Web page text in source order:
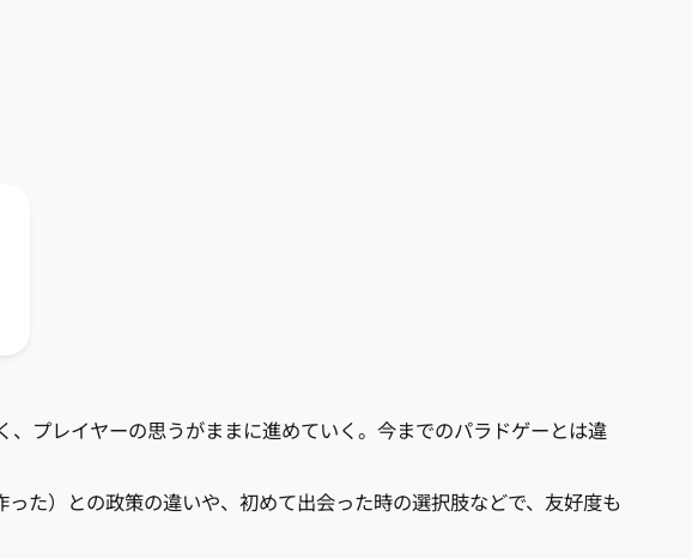
プレイヤーの思うがままに進めていく。今までのパラドゲーとは違
た）との政策の違いや、初めて出会った時の選択肢などで、友好度も